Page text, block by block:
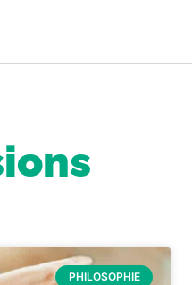
PHILOSOPHIE